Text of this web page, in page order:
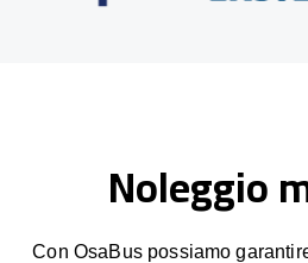
Noleggio
Con OsaBus possiamo